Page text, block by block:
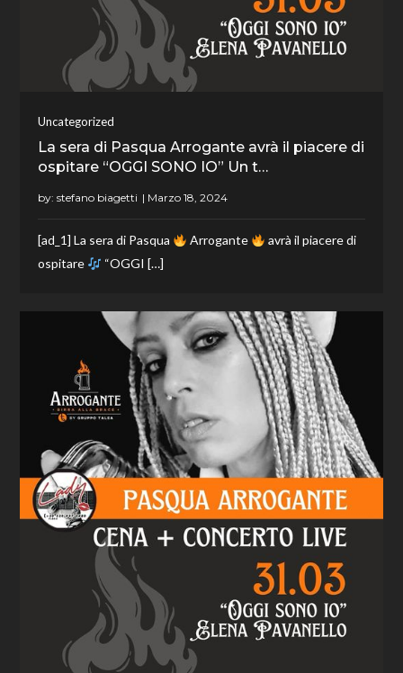
Uncategorized
La sera di Pasqua Arrogante avrà il piacere di
ospitare “OGGI SONO IO” Un t…
by:stefano biagetti
[ad_1] La sera di Pasqua Arrogante
avrà il piacere di
ospitare
“OGGI […]